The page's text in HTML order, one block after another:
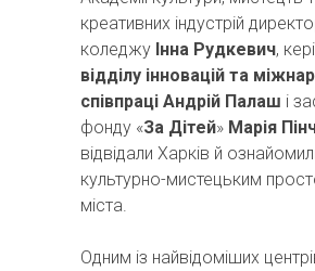
креативних індустрій
коледжу Інна Рудкевич,
відділу інновацій та
співпраці Андрій Палаш і
фонду «За Дітей» Марія
відвідали Харків й
культурно-мистецьким
міста.
Одним із найвідоміших